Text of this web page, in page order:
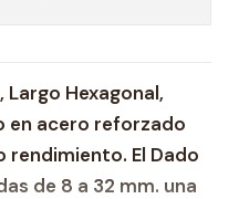
Hexagonal,
en acero reforzado
rendimiento. El Dado
de 8 a 32 mm. una